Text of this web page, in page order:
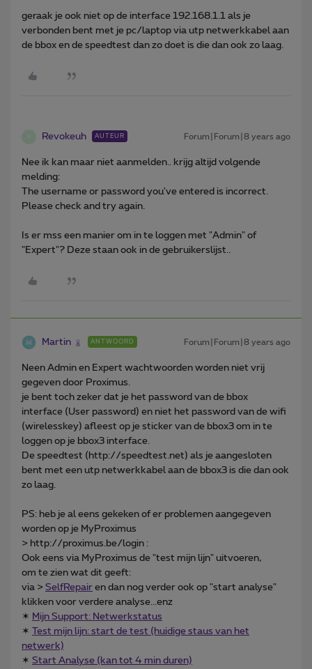
geraak je ook niet op de interface 192.168.1.1 als je
verbonden bent met je pc/laptop via utp netwerkkabel aan
de bbox en de speedtest dan zo doet is die dan ook zo laag.
Revokeuh AUTEUR Forum|Forum|8 years ago
Nee ik kan maar niet aanmelden.. krijg altijd volgende
melding:
The username or password you've entered is incorrect.
Please check and try again.
Is er mss een manier om in te loggen met "Admin" of
"Expert"? Deze staan ook in de gebruikerslijst..
Martin ANTWOORD Forum|Forum|8 years ago
Neen Admin en Expert wachtwoorden worden niet vrij
gegeven door Proximus.
je bent toch zeker dat je het password van de bbox
interface (User password) en niet het password van de wifi
(wirelesskey) afleest op je sticker van de bbox3 om in te
loggen op je bbox3 interface.
De speedtest (http://speedtest.net) als je aangesloten
bent met een utp netwerkkabel aan de bbox3 is die dan ook
zo laag.
PS: heb je al eens gekeken of er problemen aangegeven
worden op je MyProximus
> http://proximus.be/login :
Ook eens via MyProximus de "test mijn lijn" uitvoeren,
om te zien wat dit geeft:
via > SelfRepair en dan nog verder ook op "start analyse"
klikken voor verdere analyse...enz
✶ Mijn Support: Netwerkstatus
✶
Test mijn lijn: start de test (huidige staus van het
netwerk)
✶ Start Analyse (kan tot 4 min duren)